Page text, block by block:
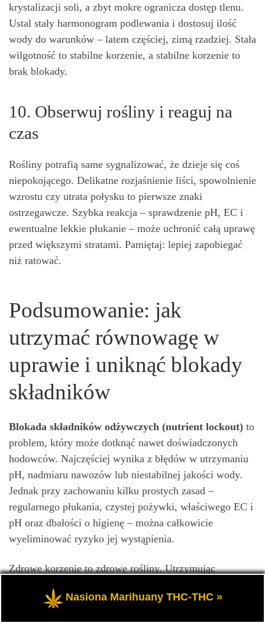
krystalizacji soli, a zbyt mokre ogranicza dostęp tlenu.
Ustal stały harmonogram podlewania i dostosuj ilość
wody do warunków – latem częściej, zimą rzadziej. Stała
wilgotność to stabilne korzenie, a stabilne korzenie to
brak blokady.
10. Obserwuj rośliny i reaguj na
czas
Rośliny potrafią same sygnalizować, że dzieje się coś
niepokojącego. Delikatne rozjaśnienie liści, spowolnienie
wzrostu czy utrata połysku to pierwsze znaki
ostrzegawcze. Szybka reakcja – sprawdzenie pH, EC i
ewentualne lekkie płukanie – może uchronić całą uprawę
przed większymi stratami. Pamiętaj: lepiej zapobiegać
niż ratować.
Podsumowanie: jak
utrzymać równowagę w
uprawie i uniknąć blokady
składników
Blokada składników odżywczych (nutrient lockout) to
problem, który może dotknąć nawet doświadczonych
hodowców. Najczęściej wynika z błędów w utrzymaniu
pH, nadmiaru nawozów lub niestabilnej jakości wody.
Jednak przy zachowaniu kilku prostych zasad –
regularnego płukania, czystej pożywki, właściwego EC i
pH oraz dbałości o higienę – można całkowicie
wyeliminować ryzyko jej wystąpienia.
Zdrowe korzenie to zdrowe rośliny. Utrzymując
pH, stworzysz optymalne środowisko dla wzrostu i
Nasiona Marihuany THC-THC »